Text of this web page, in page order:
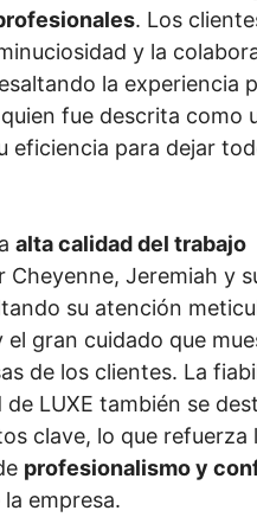
. Los
y la
la experiencia
fue descrita como
eficiencia para dejar
alta calidad del trabajo
Cheyenne, Jeremiah y
su atención
el gran cuidado que
de los clientes. La
LUXE también se
clave, lo que refuerza
profesionalismo y
empresa.